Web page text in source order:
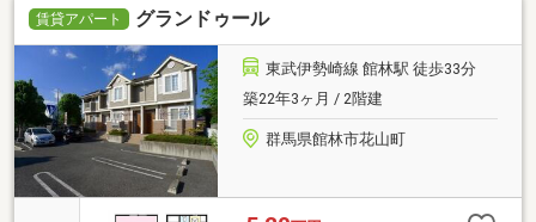
賃貸アパート グランドゥール
東武伊勢崎線 館林駅 徒歩33分
築22年3ヶ月 / 2階建
群馬県館林市花山町